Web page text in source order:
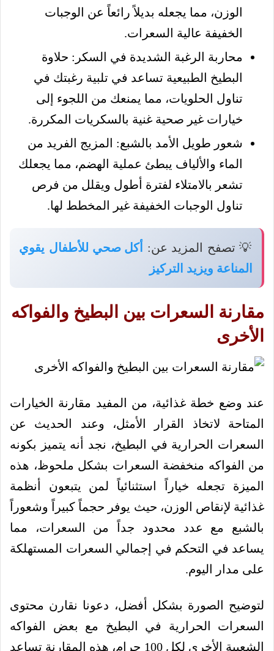
الوزن، مما يجعله بديلاً رائعاً عن الوجبات
الخفيفة عالية السعرات.
محاربة الرغبة الشديدة في السكر: حلاوة
البطيخ الطبيعية تساعد في تلبية رغبتك في
تناول الحلويات، مما يمنعك من اللجوء إلى
خيارات غير صحية غنية بالسكريات المكررة.
شعور طويل الأمد بالشبع: المزيج الفريد من
الماء والألياف يبطئ عملية الهضم، مما يجعلك
تشعر بالامتلاء لفترة أطول ويقلل من فرص
تناول الوجبات الخفيفة غير المخطط لها.
💡 تصفح المزيد عن: أكل صحي للأطفال يقوي
المناعة ويزيد التركيز
مقارنة السعرات بين البطيخ والفواكه
الأخرى
عند وضع خطة غذائية، من المفيد مقارنة الخيارات
المتاحة لاتخاذ القرار الأمثل، وعند الحديث عن
السعرات الحرارية في البطيخ، نجد أنه يتميز بكونه
من الفواكه منخفضة السعرات بشكل ملحوظ، هذه
الميزة تجعله خياراً استثنائياً لمن يتبعون أنظمة
غذائية لإنقاص الوزن، حيث يوفر حجماً كبيراً وشعوراً
بالشبع مع عدد محدود جداً من السعرات، مما
يساعد في التحكم في إجمالي السعرات المستهلكة
على مدار اليوم.
لتوضيح الصورة بشكل أفضل، دعونا نقارن محتوى
السعرات الحرارية في البطيخ مع بعض الفواكه
الشعبية الأخرى لكل 100 جرام، هذه المقارنة تساعد